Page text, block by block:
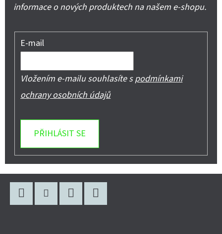
informace o nových produktech na našem e-shopu.
E-mail
Vložením e-mailu souhlasíte spodmínkami
ochrany osobních údajů
PŘIHLÁSIT SE